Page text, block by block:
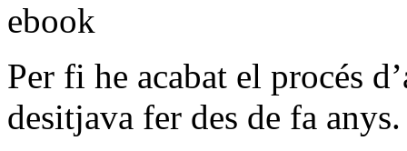
Per fi he acabat el procés
desitjava fer des de fa anys.